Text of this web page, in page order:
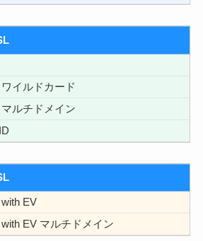
イルドカード
ルチドメイン
EV
EV マルチドメイン